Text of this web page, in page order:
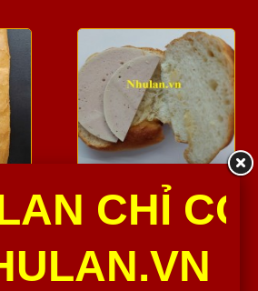
phần
lọc
CUA KẸP CHẢ LỤA
Cua kẹp chả lụa Như Lan thành
chọn lọc từ những...
35,000 Đ
CHỈ